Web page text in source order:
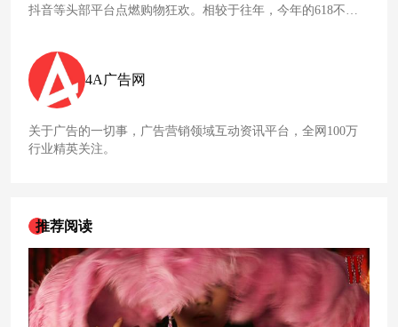
抖音等头部平台点燃购物狂欢。相较于往年，今年的618不仅
销运营策略？本文将深入剖析618大促前沿动向，为品牌把握
机遇提供参照。4A广告网
关于广告的一切事，广告营销领域互动资讯平台，全网100万
行业精英关注。
推荐阅读